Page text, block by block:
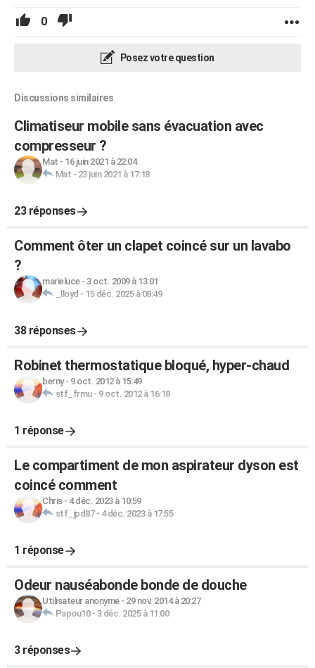
0
Posez votre question
Discussions similaires
Climatiseur mobile sans évacuation avec
compresseur ?
Mat - 16 juin 2021 à 22:04
Mat - 23 juin 2021 à 17:18
23 réponses
Comment ôter un clapet coincé sur un lavabo
?
marieluce- 3 oct. 2009 à 13:01
_lloyd - 15 déc. 2025 à 08:49
38 réponses
Robinet thermostatique bloqué, hyper-chaud
berny- 9 oct. 2012 à 15:49
stf_frmu- 9 oct. 2012 à 16:18
1 réponse
Le compartiment de mon aspirateur dyson est
coincé comment
Chris- 4 déc. 2023 à 10:59
stf_jpd87- 4 déc. 2023 à 17:55
1 réponse
Odeur nauséabonde bonde de douche
Utilisateur anonyme- 29 nov. 2014 à 20:27
Papou10- 3 déc. 2025 à 11:00
3 réponses